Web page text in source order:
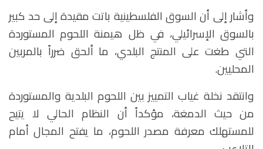
وأشار إلى أن السوق الفلسطينية باتت مقيدة إلى حد كبير
بالسوق الإسرائيلي، في ظل هيمنة اللحوم المستوردة
التي طغت على المنتج البلدي، ما ألحق ضرراً بالمربين
المحليين.
وانتقد نخلة غياب التمييز بين اللحوم البلدية والمستوردة
من حيث الدمغة، مؤكداً أن النظام الحالي لا يتيح
للمستهلك معرفة مصدر اللحوم، ما يفتح المجال أمام